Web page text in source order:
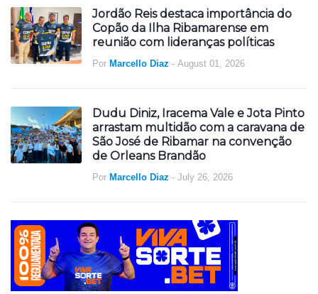
Jordão Reis destaca importância do
Copão da Ilha Ribamarense em
reunião com lideranças políticas
Por Marcello Diaz - August 01, 2026
Dudu Diniz, Iracema Vale e Jota Pinto
arrastam multidão com a caravana de
São José de Ribamar na convenção
de Orleans Brandão
Por Marcello Diaz - July 26, 2026